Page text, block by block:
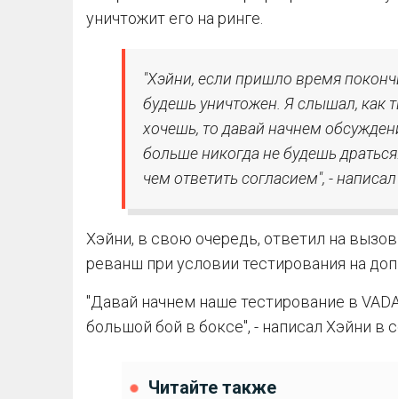
уничтожит его на ринге.
"Хэйни, если пришло время
будешь уничтожен. Я слышал, как
хочешь, то давай начнем
больше никогда не будешь
чем ответить согласием", -
Хэйни, в свою очередь, ответил на
реванш при условии тестирования на
"Давай начнем наше тестирование в
большой бой в боксе", - написал Хэйни в
Читайте также